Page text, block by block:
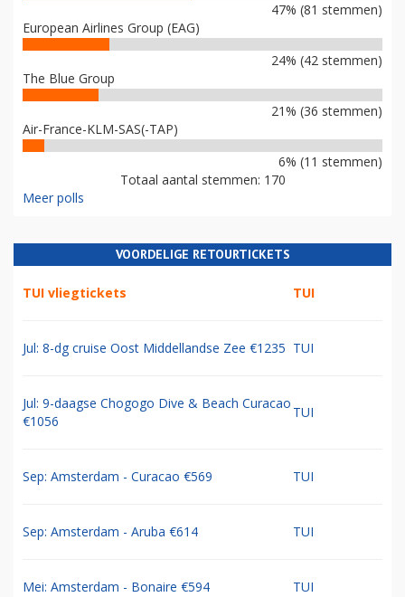
47% (81 stemmen)
European Airlines Group (EAG)
24% (42 stemmen)
The Blue Group
21% (36 stemmen)
Air-France-KLM-SAS(-TAP)
6% (11 stemmen)
Totaal aantal stemmen: 170
Meer polls
VOORDELIGE RETOURTICKETS
TUI vliegtickets TUI
Jul: 8-dg cruise Oost Middellandse Zee €1235 TUI
Jul: 9-daagse Chogogo Dive & Beach Curacao
€1056
TUI
Sep: Amsterdam - Curacao €569 TUI
Sep: Amsterdam - Aruba €614 TUI
Mei: Amsterdam - Bonaire €594 TUI